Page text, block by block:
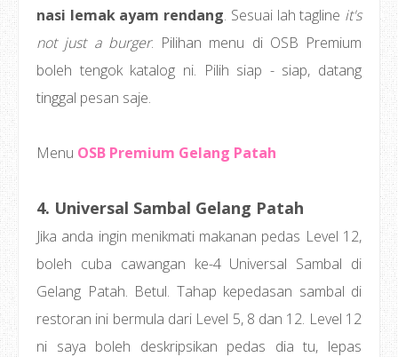
nasi lemak ayam rendang. Sesuai lah tagline it's
not just a burger. Pilihan menu di OSB Premium
boleh tengok katalog ni. Pilih siap - siap, datang
tinggal pesan saje.
Menu OSB Premium Gelang Patah
4. Universal Sambal Gelang Patah
Jika anda ingin menikmati makanan pedas Level 12,
boleh cuba cawangan ke-4 Universal Sambal di
Gelang Patah. Betul. Tahap kepedasan sambal di
restoran ini bermula dari Level 5, 8 dan 12. Level 12
ni saya boleh deskripsikan pedas dia tu, lepas